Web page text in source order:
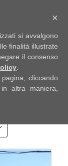
×
si avvalgono
finalità illustrate
il consenso
cliccando
altra maniera,